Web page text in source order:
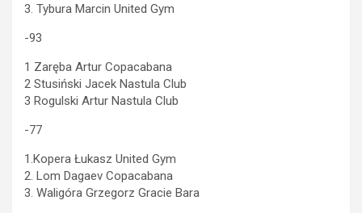
3. Tybura Marcin United Gym
-93
1 Zaręba Artur Copacabana
2 Stusiński Jacek Nastula Club
3 Rogulski Artur Nastula Club
-77
1.Kopera Łukasz United Gym
2. Lom Dagaev Copacabana
3. Waligóra Grzegorz Gracie Bara